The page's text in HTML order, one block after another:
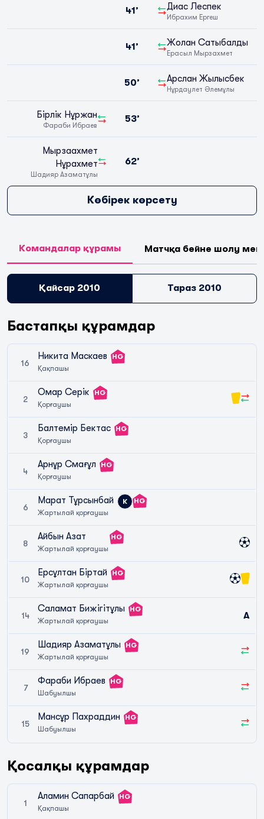
41’ Диас Леспек
Ибрахим Ергеш
41’ Жолан Сатыбалды
Ерасыл Мырзахмет
50’ Арслан Жылысбек
Нұрдаулет Әлемұлы
Бірлік Нұржан
Фараби Ибраев
53’
Мырзаахмет
Нұрахмет
Шадияр Азаматұлы
62’
Көбірек көрсету
Командалар құрамы Матчқа бейне шолу
Қайсар 2010 Тараз 2010
Бастапқы құрамдар
16
Никита Маскаев
Қақпашы
HG
2
Омар Серік
Қорғаушы
HG
3
Балтемір Бектас
Қорғаушы
HG
4
Арнұр Смағұл
Қорғаушы
HG
6
Марат Тұрсынбай
Жартылай қорғаушы
К HG
8
Айбын Азат
Жартылай қорғаушы
HG
10
Ерсұлтан Біртай
Жартылай қорғаушы
HG
14
Саламат Бижігітұлы
Жартылай қорғаушы
HG
A
19
Шадияр Азаматұлы
Жартылай қорғаушы
HG
7
Фараби Ибраев
Шабуылшы
HG
15
Мансұр Пахраддин
Шабуылшы
HG
Қосалқы құрамдар
1
Аламин Сапарбай
Қақпашы
HG